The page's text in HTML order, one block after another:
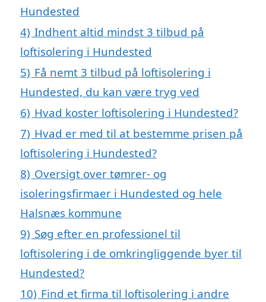
Hundested
4) Indhent altid mindst 3 tilbud på
loftisolering i Hundested
5) Få nemt 3 tilbud på loftisolering i
Hundested, du kan være tryg ved
6) Hvad koster loftisolering i Hundested?
7) Hvad er med til at bestemme prisen på
loftisolering i Hundested?
8) Oversigt over tømrer- og
isoleringsfirmaer i Hundested og hele
Halsnæs kommune
9) Søg efter en professionel til
loftisolering i de omkringliggende byer til
Hundested?
10) Find et firma til loftisolering i andre